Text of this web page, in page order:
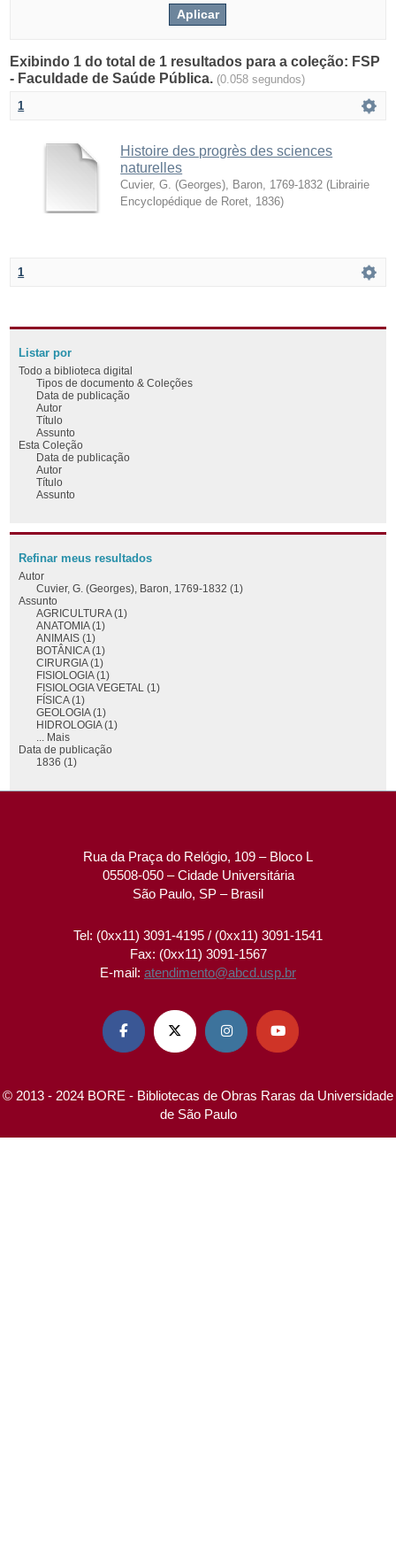
Exibindo 1 do total de 1 resultados para a coleção: FSP
- Faculdade de Saúde Pública. (0.058 segundos)
1
Histoire des progrès des sciences
naturelles
Cuvier, G. (Georges), Baron, 1769-1832 ( Librairie
Encyclopédique de Roret 1836)
1
Listar por
Todo a biblioteca digital
Tipos de documento & Coleções
Data de publicação
Autor
Título
Assunto
Esta Coleção
Data de publicação
Autor
Título
Assunto
Refinar meus resultados
Autor
Cuvier, G. (Georges), Baron, 1769-1832 (1)
Assunto
AGRICULTURA (1)
ANATOMIA (1)
ANIMAIS (1)
BOTÂNICA (1)
CIRURGIA (1)
FISIOLOGIA (1)
FISIOLOGIA VEGETAL (1)
FÍSICA (1)
GEOLOGIA (1)
HIDROLOGIA (1)
... Mais
Data de publicação
1836 (1)
Rua da Praça do Relógio, 109 – Bloco L
05508-050 – Cidade Universitária
São Paulo, SP – Brasil
Tel: (0xx11) 3091-4195 / (0xx11) 3091-1541
Fax: (0xx11) 3091-1567
E-mail: atendimento@abcd.usp.br
   
© 2013 - 2024 BORE - Bibliotecas de Obras Raras da Universidade
de São Paulo